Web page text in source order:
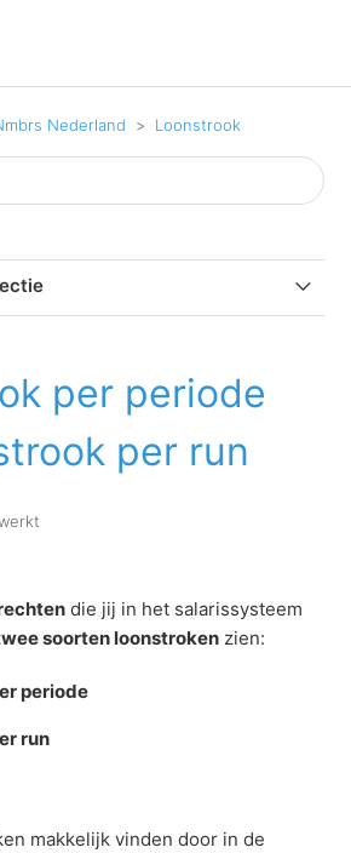
Nederland Loonstrook
mijn loonstrook per email te
loonstrook te downloaden?
zichtbaar
per periode
per run
die jij in het salarissysteem
soorten loonstroken zien:
periode
run
makkelijk vinden door in de